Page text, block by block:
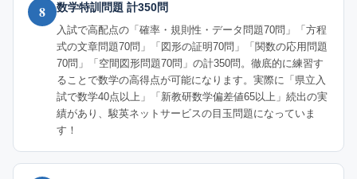
8 数学特訓問題 計350問
入試で高配点の「確率・規則性・データ問題70問」「方程
式の文章問題70問」「図形の証明70問」「関数の応用問題
70問」「空間図形問題70問」の計350問。徹底的に練習す
ることで数学の高得点が可能になります。実際に「県立入
試で数学40点以上」「新教研数学偏差値65以上」続出の実
績があり、駿英ネットサービスの目玉問題になっていま
す！